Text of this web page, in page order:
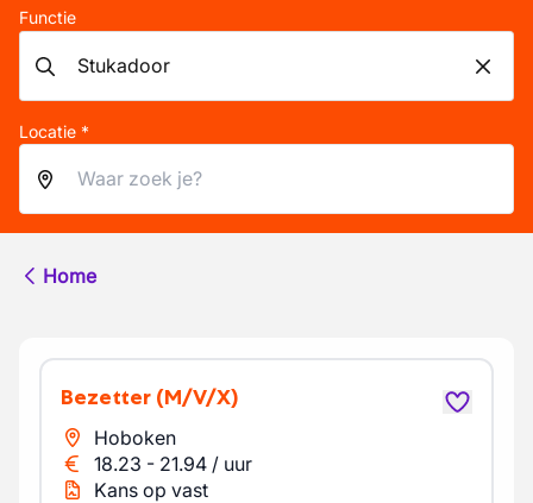
Functie
Locatie *
Home
Bezetter (M/V/X)
Hoboken
18.23 - 21.94 / uur
Kans op vast